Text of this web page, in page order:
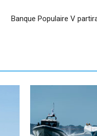
Banque Populaire V